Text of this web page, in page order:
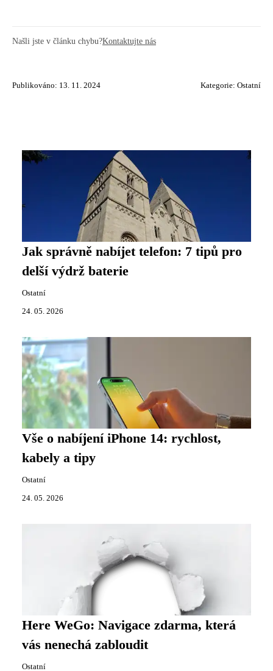
Našli jste v článku chybu?Kontaktujte nás
Publikováno: 13. 11. 2024 Kategorie: Ostatní
Jak správně nabíjet telefon: 7 tipů pro
delší výdrž baterie
Ostatní
24. 05. 2026
Vše o nabíjení iPhone 14: rychlost,
kabely a tipy
Ostatní
24. 05. 2026
Here WeGo: Navigace zdarma, která
vás nenechá zabloudit
Ostatní